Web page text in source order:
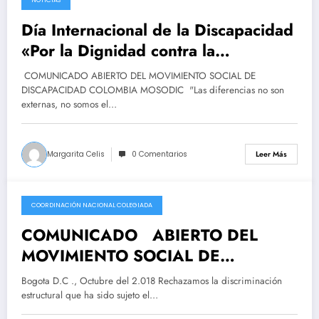
2018-12-03
Día Internacional de la Discapacidad
«Por la Dignidad contra la
mendicidad»
COMUNICADO ABIERTO DEL MOVIMIENTO SOCIAL DE
DISCAPACIDAD COLOMBIA MOSODIC "Las diferencias no son
externas, no somos el…
Margarita Celis 0 Comentarios Leer Más
2018-10-18
COORDINACIÓN NACIONAL COLEGIADA
COMUNICADO ABIERTO DEL
MOVIMIENTO SOCIAL DE
DISCAPACIDAD COLOMBIA –
MOSODIC
Bogota D.C ., Octubre del 2.018 Rechazamos la discriminación
estructural que ha sido sujeto el…